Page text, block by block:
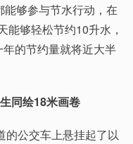
够参与节水行动，在
能够轻松节约10升水，
的节约量就将近大半
同绘18米画卷
的公交车上悬挂起了以